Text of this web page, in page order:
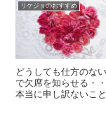
リケジョのおすすめ
どうしても仕方のな
で欠席を知らせる・
本当に申し訳ないこ